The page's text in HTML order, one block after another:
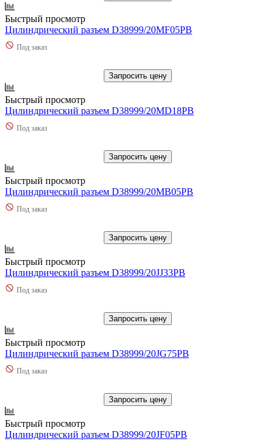
Быстрый просмотр
Цилиндрический разъем D38999/20MF05PB
Под заказ
Запросить цену
Быстрый просмотр
Цилиндрический разъем D38999/20MD18PB
Под заказ
Запросить цену
Быстрый просмотр
Цилиндрический разъем D38999/20MB05PB
Под заказ
Запросить цену
Быстрый просмотр
Цилиндрический разъем D38999/20JJ33PB
Под заказ
Запросить цену
Быстрый просмотр
Цилиндрический разъем D38999/20JG75PB
Под заказ
Запросить цену
Быстрый просмотр
Цилиндрический разъем D38999/20JF05PB